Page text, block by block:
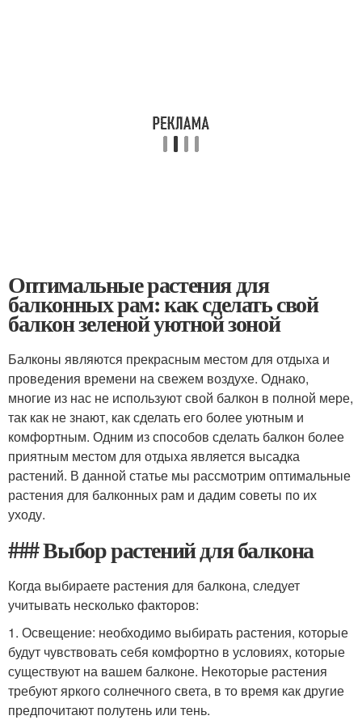
Оптимальные растения для
балконных рам: как сделать свой
балкон зеленой уютной зоной
Балконы являются прекрасным местом для отдыха и
проведения времени на свежем воздухе. Однако,
многие из нас не используют свой балкон в полной мере,
так как не знают, как сделать его более уютным и
комфортным. Одним из способов сделать балкон более
приятным местом для отдыха является высадка
растений. В данной статье мы рассмотрим оптимальные
растения для балконных рам и дадим советы по их
уходу.
### Выбор растений для балкона
Когда выбираете растения для балкона, следует
учитывать несколько факторов:
1. Освещение: необходимо выбирать растения, которые
будут чувствовать себя комфортно в условиях, которые
существуют на вашем балконе. Некоторые растения
требуют яркого солнечного света, в то время как другие
предпочитают полутень или тень.